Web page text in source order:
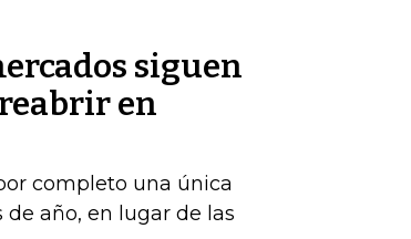
siguen
en
completo una única
de año, en lugar de las